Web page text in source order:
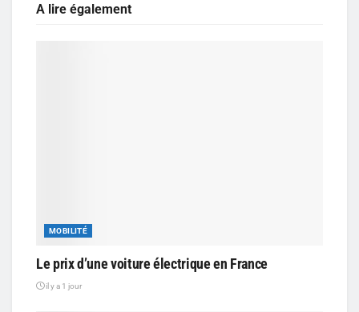
A lire également
MOBILITÉ
Le prix d’une voiture électrique en France
il y a 1 jour